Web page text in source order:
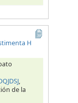
H
,
de la